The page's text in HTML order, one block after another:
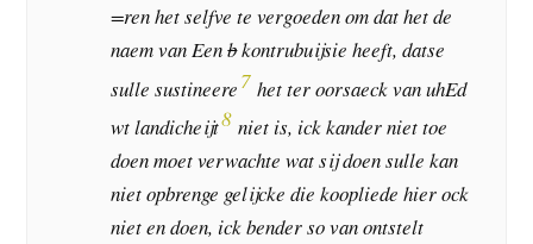
=ren het selfve te vergoeden om dat het de
naem van Eenbkontrubuijsie heeft, datse
sulle sustineere7 het ter oorsaeck van uhEd
wt landicheijt8 niet is, ick kander niet toe
doen moet verwachte wat sij doen sulle kan
niet opbrenge gelijcke die koopliede hier ock
niet en doen, ick bender so van ontstelt